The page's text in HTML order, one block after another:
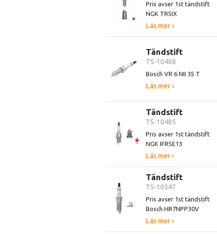
Pris avser 1st tändstift
NGK TR5IX
Läs mer ›
Tändstift
TS-10468
Bosch VR 6 NII 35 T
Läs mer ›
Tändstift
TS-10485
Pris avser 1st tändstift
NGK IFR5E13
Läs mer ›
Tändstift
TS-10547
Pris avser 1st tändstift
Bosch HR7NPP30V
Läs mer ›